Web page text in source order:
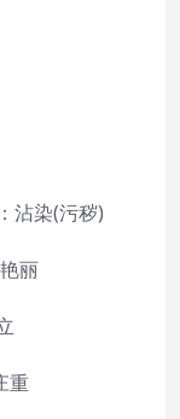
沾染(污秽)
丽
重